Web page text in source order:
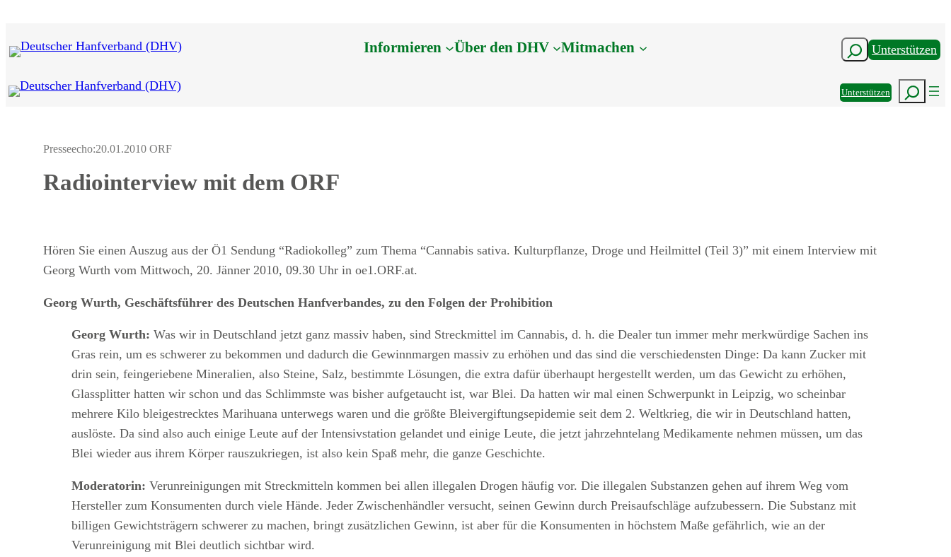
springen
Informieren Über den DHV Mitmachen SuchenUnterstützen
UnterstützenSuchen
Presseecho:20.01.2010 ORF
Radiointerview mit dem ORF
Hören Sie einen Auszug aus der Ö1 Sendung “Radiokolleg” zum Thema “Cannabis sativa. Kulturpflanze, Droge und Heilmittel (Teil 3)” mit einem Interview mit
Georg Wurth vom Mittwoch, 20. Jänner 2010, 09.30 Uhr in oe1.ORF.at.
Georg Wurth, Geschäftsführer des Deutschen Hanfverbandes, zu den Folgen der Prohibition
Georg Wurth:Was wir in Deutschland jetzt ganz massiv haben, sind Streckmittel im Cannabis, d. h. die Dealer tun immer mehr merkwürdige Sachen ins
Gras rein, um es schwerer zu bekommen und dadurch die Gewinnmargen massiv zu erhöhen und das sind die verschiedensten Dinge: Da kann Zucker mit
drin sein, feingeriebene Mineralien, also Steine, Salz, bestimmte Lösungen, die extra dafür überhaupt hergestellt werden, um das Gewicht zu erhöhen,
Glassplitter hatten wir schon und das Schlimmste was bisher aufgetaucht ist, war Blei. Da hatten wir mal einen Schwerpunkt in Leipzig, wo scheinbar
mehrere Kilo bleigestrecktes Marihuana unterwegs waren und die größte Bleivergiftungsepidemie seit dem 2. Weltkrieg, die wir in Deutschland hatten,
auslöste. Da sind also auch einige Leute auf der Intensivstation gelandet und einige Leute, die jetzt jahrzehntelang Medikamente nehmen müssen, um das
Blei wieder aus ihrem Körper rauszukriegen, ist also kein Spaß mehr, die ganze Geschichte.
Moderatorin:Verunreinigungen mit Streckmitteln kommen bei allen illegalen Drogen häufig vor. Die illegalen Substanzen gehen auf ihrem Weg vom
Hersteller zum Konsumenten durch viele Hände. Jeder Zwischenhändler versucht, seinen Gewinn durch Preisaufschläge aufzubessern. Die Substanz mit
billigen Gewichtsträgern schwerer zu machen, bringt zusätzlichen Gewinn, ist aber für die Konsumenten in höchstem Maße gefährlich, wie an der
Verunreinigung mit Blei deutlich sichtbar wird.